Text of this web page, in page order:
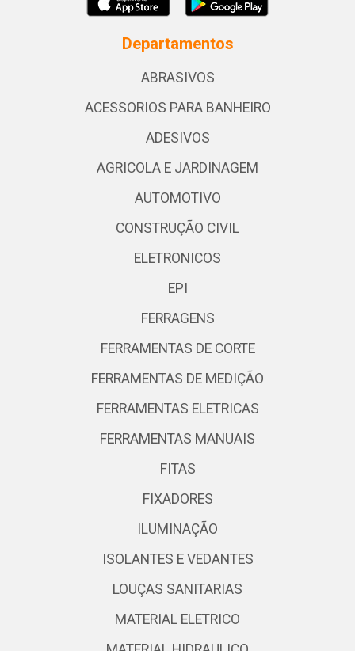
Departamentos
ABRASIVOS
ACESSORIOS PARA BANHEIRO
ADESIVOS
AGRICOLA E JARDINAGEM
AUTOMOTIVO
CONSTRUÇÃO CIVIL
ELETRONICOS
EPI
FERRAGENS
FERRAMENTAS DE CORTE
FERRAMENTAS DE MEDIÇÃO
FERRAMENTAS ELETRICAS
FERRAMENTAS MANUAIS
FITAS
FIXADORES
ILUMINAÇÃO
ISOLANTES E VEDANTES
LOUÇAS SANITARIAS
MATERIAL ELETRICO